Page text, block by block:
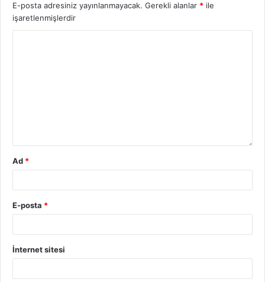
E-posta adresiniz yayınlanmayacak. Gerekli alanlar * ile
işaretlenmişlerdir
Ad *
E-posta *
İnternet sitesi